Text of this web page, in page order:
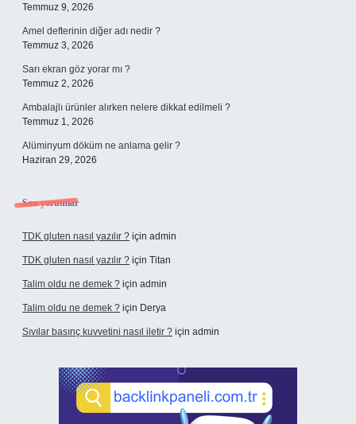
Temmuz 9, 2026
Amel defterinin diğer adı nedir ?
Temmuz 3, 2026
Sarı ekran göz yorar mı ?
Temmuz 2, 2026
Ambalajlı ürünler alırken nelere dikkat edilmeli ?
Temmuz 1, 2026
Alüminyum döküm ne anlama gelir ?
Haziran 29, 2026
Son yorumlar
TDK gluten nasıl yazılır ? için admin
TDK gluten nasıl yazılır ? için Titan
Talim oldu ne demek ? için admin
Talim oldu ne demek ? için Derya
Sıvılar basınç kuvvetini nasıl iletir ? için admin